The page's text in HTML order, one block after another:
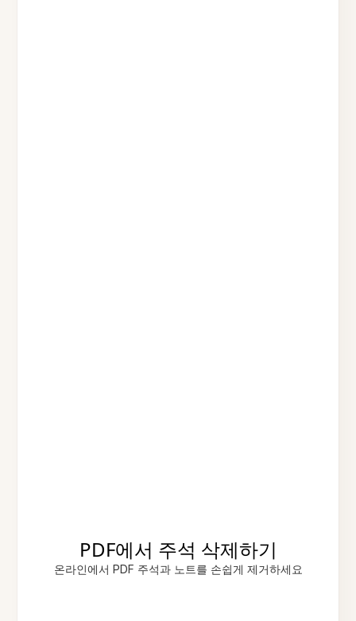
PDF에서 주석 삭제하기
온라인에서 PDF 주석과 노트를 손쉽게 제거하세요